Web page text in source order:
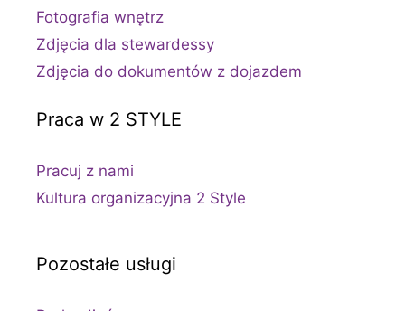
Fotografia wnętrz
Zdjęcia dla stewardessy
Zdjęcia do dokumentów z dojazdem
Praca w 2 STYLE
Pracuj z nami
Kultura organizacyjna 2 Style
Pozostałe usługi